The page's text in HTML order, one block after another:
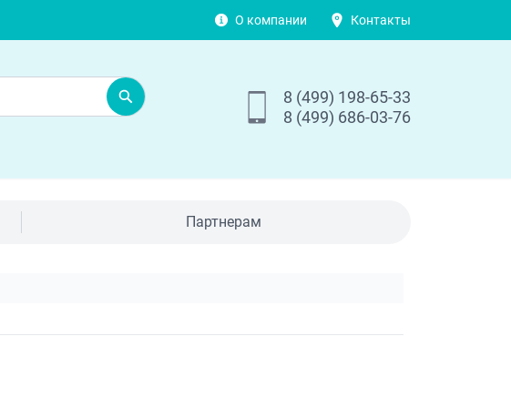
О компании Контакты
8 (499) 198-65-33
8 (499) 686-03-76
Партнерам